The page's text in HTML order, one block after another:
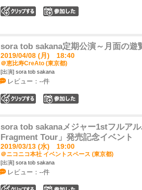
sora tob sakana定期公演～月面の遊
2019/04/08 (月) 18:40
＠恵比寿CreAto (東京都)
[出演] sora tob sakana
レビュー：--件
sora tob sakanaメジャー1stフルア
Fragment Tour」発売記念イベント
2019/03/13 (水) 19:00
＠ニコニコ本社 イベントスペース (東京都)
[出演] sora tob sakana
レビュー：--件